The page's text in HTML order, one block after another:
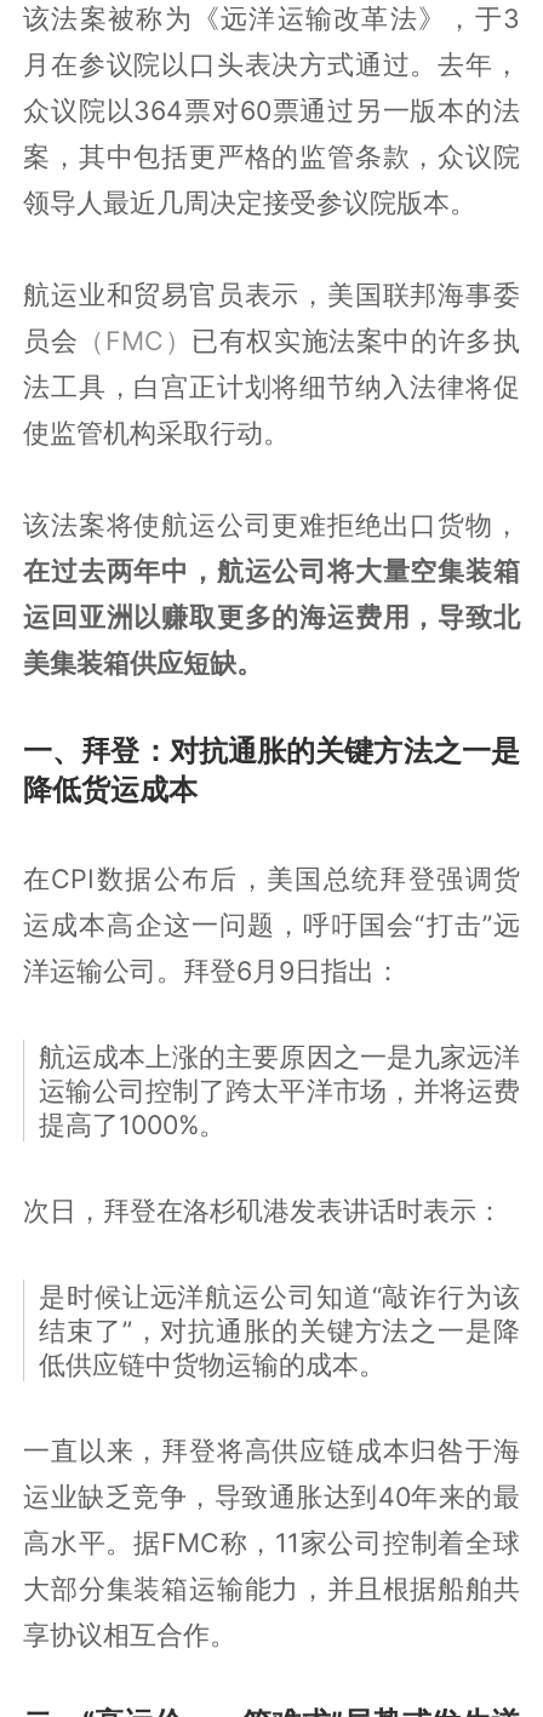
该法案被称为《远洋运输改革法》，于3
月在参议院以口头表决方式通过。去年，
众议院以364票对60票通过另一版本的法
案，其中包括更严格的监管条款，众议院
领导人最近几周决定接受参议院版本。
航运业和贸易官员表示，美国联邦海事委
员会 （FMC） 已有权实施法案中的许多执
法工具，白宫正计划将细节纳入法律将促
使监管机构采取行动。
该法案将使航运公司更难拒绝出口货物，
在过去两年中，航运公司将大量空集装箱
运回亚洲以赚取更多的海运费用，导致北
美集装箱供应短缺。
一、拜登：对抗通胀的关键方法之一是
降低货运成本
在CPI数据公布后，美国总统拜登强调货
运成本高企这一问题，呼吁国会“打击”远
洋运输公司。拜登6月9日指出：
航运成本上涨的主要原因之一是九家远洋
运输公司控制了跨太平洋市场，并将运费
提高了1000%。
次日，拜登在洛杉矶港发表讲话时表示：
是时候让远洋航运公司知道“敲诈行为该
结束了”，对抗通胀的关键方法之一是降
低供应链中货物运输的成本。
一直以来，拜登将高供应链成本归咎于海
运业缺乏竞争，导致通胀达到40年来的最
高水平。据FMC称，11家公司控制着全球
大部分集装箱运输能力，并且根据船舶共
享协议相互合作。